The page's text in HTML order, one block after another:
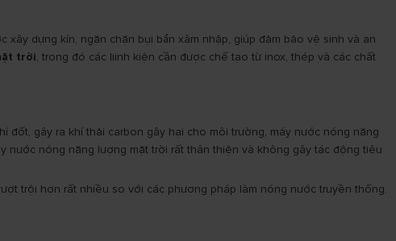
dựng kín, ngăn chặn bụi bẩn xâm nhập, giúp đảm bảo vệ sinh và an
trời, trong đó các liinh kiện cần được chế tạo từ inox, thép và các chất
gây ra khí thải carbon gây hại cho môi trường, máy nước nóng năng
nóng năng lượng mặt trời rất thân thiện và không gây tác động tiêu
trội hơn rất nhiều so với các phương pháp làm nóng nước truyền thống.